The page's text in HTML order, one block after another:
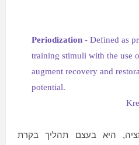
Periodization- Defined as
training stimuli with the use
augment recovery and
potential.
היא בעצם תהליך בקרת